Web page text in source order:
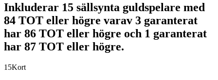
Inkluderar 15 sällsynta guldspelare med
84 TOT eller högre varav 3 garanterat
har 86 TOT eller högre och 1 garanterat
har 87 TOT eller högre.
15Kort